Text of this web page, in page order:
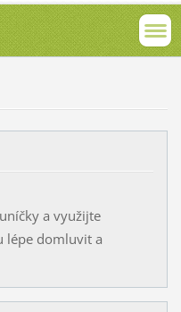
a využijte
lépe domluvit a